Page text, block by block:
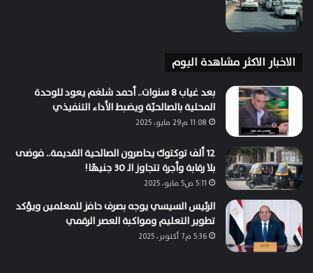
الاخبار الاكثر مشاهدة اليوم
بعد غياب 8 سنوات.. أحمد شلغم يعود للوحدة
المحلية بالصالحيّة ويضبط الأداء التنفيذي
11:08 م29 مايو، 2025
12 ألف توكتوك يحاصرون الصالحية القديمة.. فوضى
بلا رقابة وأجرة تتجاوز الـ 30 جنيهًا!
5:11 ص5 مايو، 2025
الرئيس السيسي يوجه بصرف حافز للمعلمين ويؤكد
تطوير التعليم ومواكبة العصر الرقمي
5:36 م7 أكتوبر، 2025